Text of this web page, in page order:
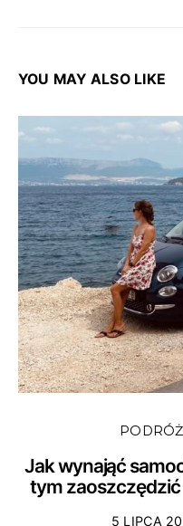
YOU MAY ALSO LIKE
Jak wynająć
tym
5 LIPCA